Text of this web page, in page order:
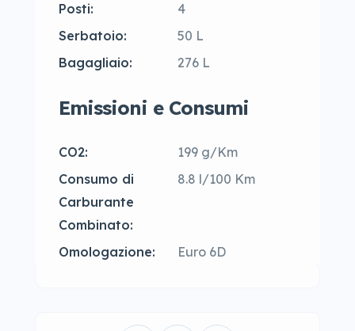
Posti:
4
Serbatoio:
50 L
Bagagliaio:
276 L
Emissioni e Consumi
CO2:
199 g/Km
Consumo di
Carburante
Combinato:
8.8 l/100 Km
Omologazione: Euro 6D